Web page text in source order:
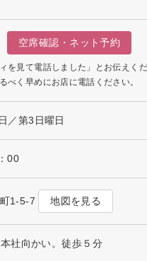
空席確認・ネット予約
を見て電話しました」とお伝えく
べく早めにお店に電話ください。
／第3日曜日
00
1-5-7 地図を見る
社向かい。徒歩５分